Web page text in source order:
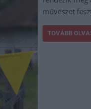
művészet
TOVÁBB